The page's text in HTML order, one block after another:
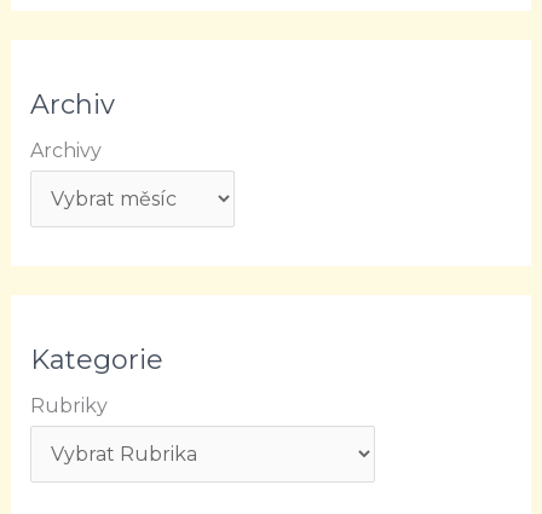
Archiv
Archivy
Kategorie
Rubriky